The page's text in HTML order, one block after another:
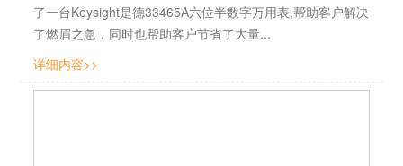
了一台Keysight是德33465A六位半数字万用表,帮助客户解决
了燃眉之急，同时也帮助客户节省了大量...
详细内容>>